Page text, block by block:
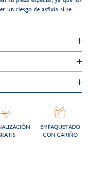
un riesgo de asfixia si se
EMPAQUETADO
CON CARIÑO